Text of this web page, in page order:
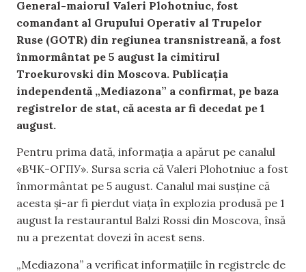
General-maiorul Valeri Plohotniuc, fost
comandant al Grupului Operativ al Trupelor
Ruse (GOTR) din regiunea transnistreană, a fost
înmormântat pe 5 august la cimitirul
Troekurovski din Moscova. Publicația
independentă „Mediazona” a confirmat, pe baza
registrelor de stat, că acesta ar fi decedat pe 1
august.
Pentru prima dată, informația a apărut pe canalul
«ВЧК-ОГПУ». Sursa scria că Valeri Plohotniuc a fost
înmormântat pe 5 august. Canalul mai susține că
acesta și-ar fi pierdut viața în explozia produsă pe 1
august la restaurantul Balzi Rossi din Moscova, însă
nu a prezentat dovezi în acest sens.
„Mediazona” a verificat informațiile în registrele de